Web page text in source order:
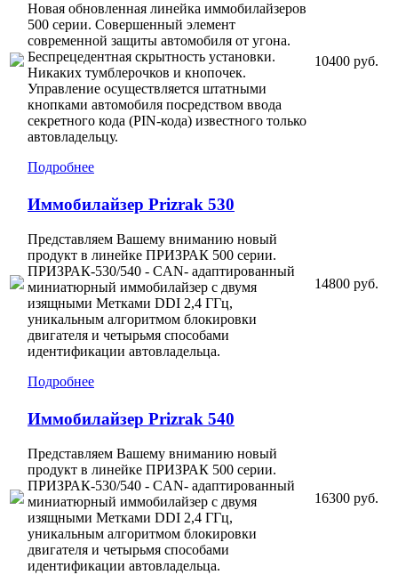
Новая обновленная линейка иммобилайзеров
500 серии. Совершенный элемент
современной защиты автомобиля от угона.
Беспрецедентная скрытность установки.
Никаких тумблерочков и кнопочек.
Управление осуществляется штатными
кнопками автомобиля посредством ввода
секретного кода (PIN-кода) известного только
автовладельцу.
Подробнее
10400 руб.
Иммобилайзер Prizrak 530
Представляем Вашему вниманию новый
продукт в линейке ПРИЗРАК 500 серии.
ПРИЗРАК-530/540 - CAN- адаптированный
миниатюрный иммобилайзер с двумя
изящными Метками DDI 2,4 ГГц,
уникальным алгоритмом блокировки
двигателя и четырьмя способами
идентификации автовладельца.
Подробнее
14800 руб.
Иммобилайзер Prizrak 540
Представляем Вашему вниманию новый
продукт в линейке ПРИЗРАК 500 серии.
ПРИЗРАК-530/540 - CAN- адаптированный
миниатюрный иммобилайзер с двумя
изящными Метками DDI 2,4 ГГц,
уникальным алгоритмом блокировки
двигателя и четырьмя способами
идентификации автовладельца.
16300 руб.